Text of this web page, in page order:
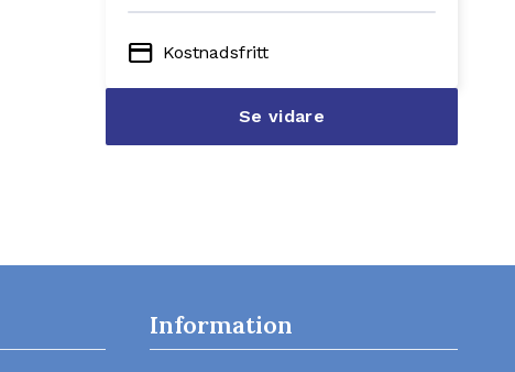
credit_card Kostnadsfritt
Se vidare
Information